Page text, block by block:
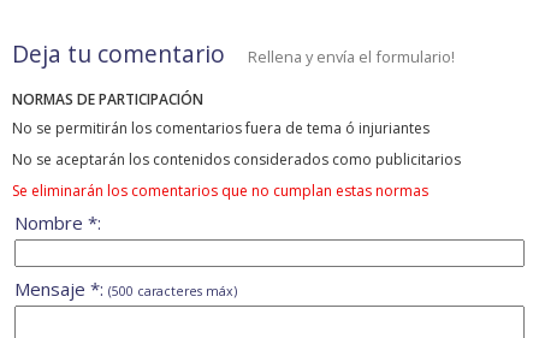
Deja tu comentario Rellena y envía el formulario!
NORMAS DE PARTICIPACIÓN
No se permitirán los comentarios fuera de tema ó injuriantes
No se aceptarán los contenidos considerados como publicitarios
Se eliminarán los comentarios que no cumplan estas normas
Nombre *:
Mensaje *: (500 caracteres máx)